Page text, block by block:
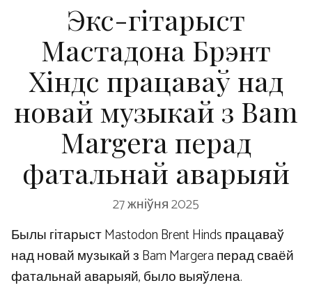
Экс-гітарыст
Мастадона Брэнт
Хіндс працаваў над
новай музыкай з Bam
Margera перад
фатальнай аварыяй
27 жніўня 2025
Былы гітарыст Mastodon Brent Hinds працаваў
над новай музыкай з Bam Margera перад сваёй
фатальнай аварыяй, было выяўлена.